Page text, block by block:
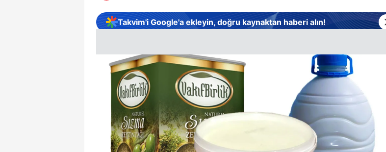
Takvim'i Google'a ekleyin, doğru kaynaktan haberi alın!